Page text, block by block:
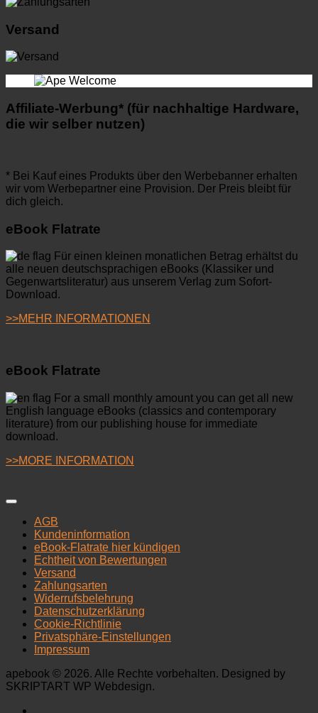
Versand
Affiliate-Werbung* (für nachhaltige Hardware,
die wir selber nutzen)
* Bei Kauf eines Produkts über den Werbebanner erhalten
wir vom Werbepartner eine Provision. Der Preis bleibt für
dich gleich.
eBook Flatrate
Für einen kleinen monatlichen Betrag erhältst du
alle neuen deutschsprachigen eBooks (Klassiker und
Gegenwartsliteratur) aus unserem Verlag zum Sofort-
Download.
>>MEHR INFORMATIONEN
eBook Flatrate
For a small monthly amount you can get all new
English language eBooks (classics and contemporary
literature) from our publishing house for immediate
download.
>>MORE INFORMATION
AGB
Kundeninformation
eBook-Flatrate hier kündigen
Echtheit von Bewertungen
Versand
Zahlungsarten
Widerrufsbelehrung
Datenschutzerklärung
Cookie-Richtlinie
Privatsphäre-Einstellungen
Impressum
apebook © 2026. Alle Rechte vorbehalten. Designed by
SKRIPTART WP Webdesign.